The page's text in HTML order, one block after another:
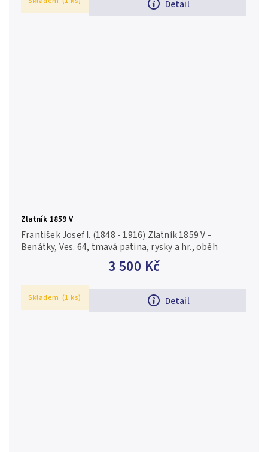
Detail
Zlatník 1859 V
3 500 Kč
Detail
František Josef I. (1848 - 1916) Zlatník 1859 V -
Benátky, Ves. 64, tmavá patina, rysky a hr., oběh
Skladem (1 ks)